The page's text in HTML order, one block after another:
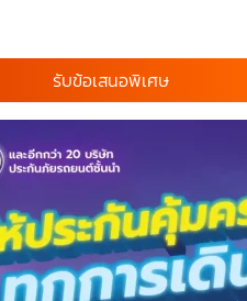
รับข้อเสนอพิเศษ